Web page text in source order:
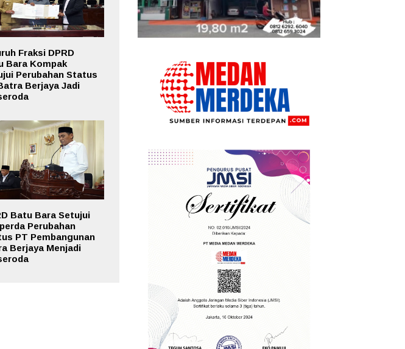
Fraksi DPRD
Bara Kompak
Perubahan Status
Berjaya Jadi
Batu Bara Setujui
Perubahan
PT Pembangunan
Berjaya Menjadi